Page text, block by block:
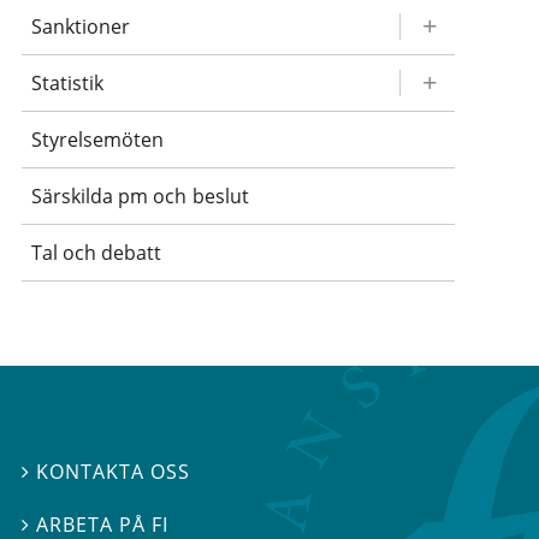
Sanktioner
Statistik
Styrelsemöten
Särskilda pm och beslut
Tal och debatt
 KONTAKTA OSS
ARBETA PÅ FI